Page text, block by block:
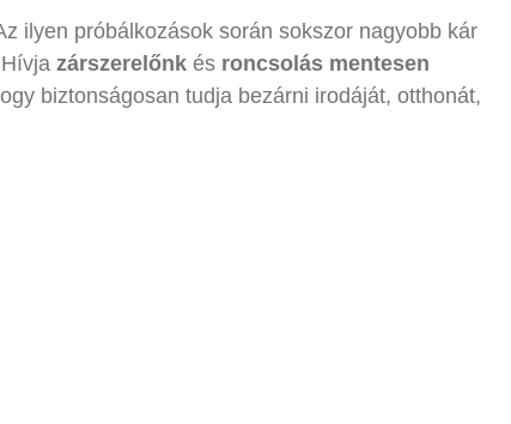
ilyen próbálkozások során sokszor nagyobb kár
zárszerelőnk és roncsolás mentesen
biztonságosan tudja bezárni irodáját, otthonát,